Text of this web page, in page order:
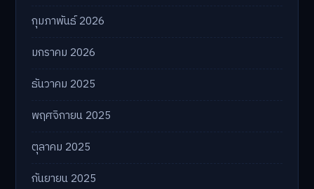
กุมภาพันธ์ 2026
มกราคม 2026
ธันวาคม 2025
พฤศจิกายน 2025
ตุลาคม 2025
กันยายน 2025